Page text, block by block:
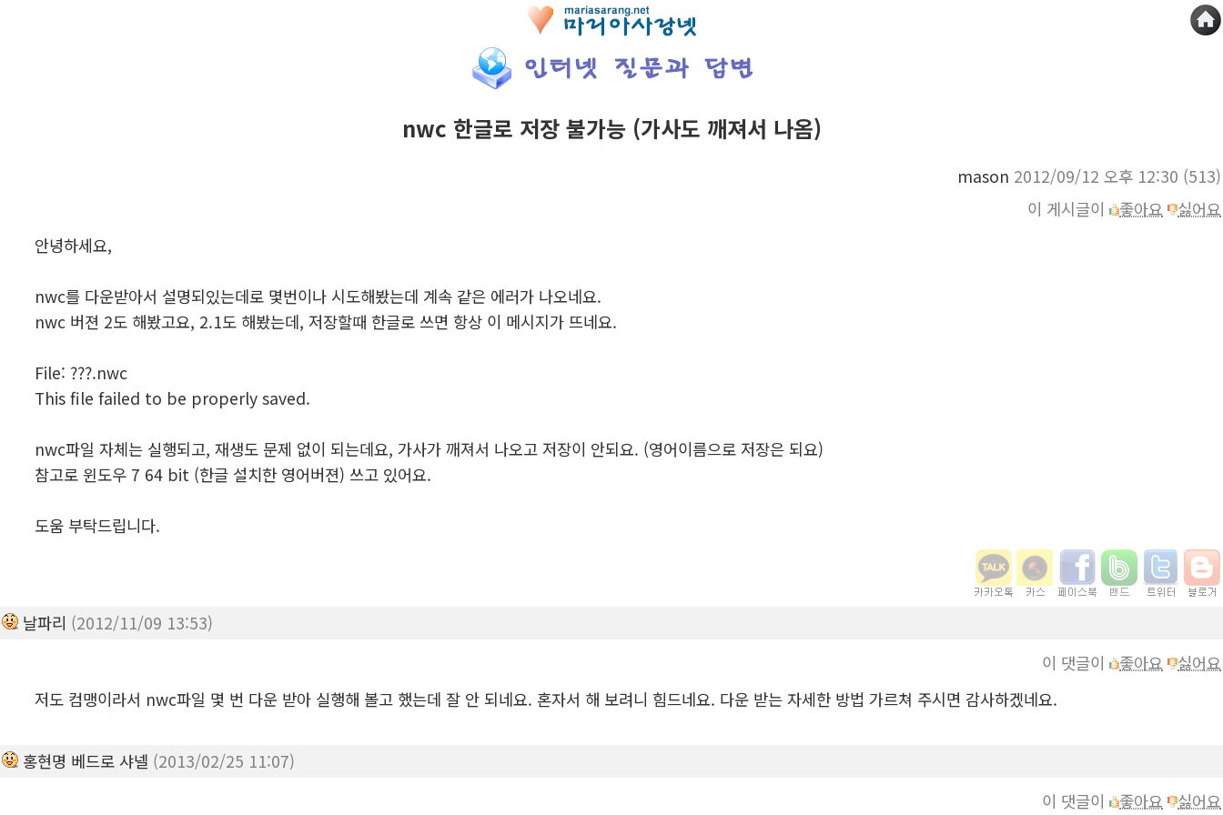
nwc 한글로 저장 불가능 (가사도 깨져서 나옴)
mason 2012/09/12 오후 12:30 (513)
이 게시글이
좋아요
싫어요
안녕하세요,
nwc를 다운받아서 설명되있는데로 몇번이나 시도해봤는데 계속 같은 에러가 나오네요.
nwc 버젼 2도 해봤고요, 2.1도 해봤는데, 저장할때 한글로 쓰면 항상 이 메시지가 뜨네요.
File: ???.nwc
This file failed to be properly saved.
nwc파일 자체는 실행되고, 재생도 문제 없이 되는데요, 가사가 깨져서 나오고 저장이 안되요. (영어이름으로 저장은 되요)
참고로 윈도우 7 64 bit (한글 설치한 영어버젼) 쓰고 있어요.
도움 부탁드립니다.
날파리 (2012/11/09 13:53)
이 댓글이
좋아요
싫어요
저도 컴맹이라서 nwc파일 몇 번 다운 받아 실행해 볼고 했는데 잘 안 되네요. 혼자서 해 보려니 힘드네요. 다운 받는 자세한 방법 가르쳐 주시면 감사하겠네요.
홍현명 베드로 샤넬 (2013/02/25 11:07)
이 댓글이
좋아요 싫어요